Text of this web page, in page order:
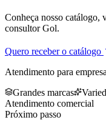
Conheça nosso catálogo,
consultor Gol.
Quero receber o catálogo
Atendimento para
Grandes marcas
Atendimento comercial
Próximo passo